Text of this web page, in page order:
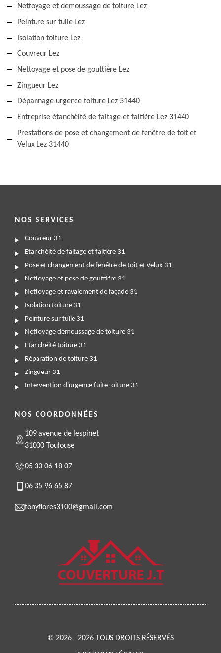
Nettoyage et demoussage de toiture Lez
Peinture sur tuile Lez
Isolation toiture Lez
Couvreur Lez
Nettoyage et pose de gouttière Lez
Zingueur Lez
Dépannage urgence toiture Lez 31440
Entreprise étanchéité de faitage et faitière Lez 31440
Prestations de pose et changement de fenêtre de toit et
Velux Lez 31440
NOS SERVICES
Couvreur 31
Etanchéité de faitage et faitière 31
Pose et changement de fenêtre de toit et Velux 31
Nettoyage et pose de gouttière 31
Nettoyage et ravalement de façade 31
Isolation toiture 31
Peinture sur tuile 31
Nettoyage demoussage de toiture 31
Etanchéité toiture 31
Réparation de toiture 31
Zingueur 31
Intervention d'urgence fuite toiture 31
NOS COORDONNÉES
109 avenue de lespinet
31000 Toulouse
05 33 06 18 07
06 35 96 65 87
tonyflores3100@gmail.com
© 2026 - 2026 TOUS DROITS RÉSERVÉS